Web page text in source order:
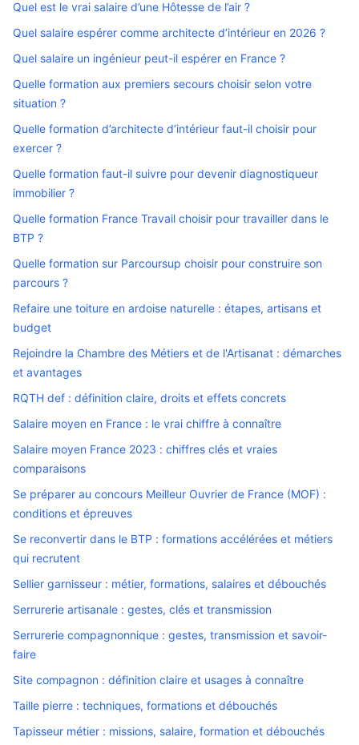
Quel est le vrai salaire d’une Hôtesse de l’air ?
Quel salaire espérer comme architecte d’intérieur en 2026 ?
Quel salaire un ingénieur peut-il espérer en France ?
Quelle formation aux premiers secours choisir selon votre
situation ?
Quelle formation d’architecte d’intérieur faut-il choisir pour
exercer ?
Quelle formation faut-il suivre pour devenir diagnostiqueur
immobilier ?
Quelle formation France Travail choisir pour travailler dans le
BTP ?
Quelle formation sur Parcoursup choisir pour construire son
parcours ?
Refaire une toiture en ardoise naturelle : étapes, artisans et
budget
Rejoindre la Chambre des Métiers et de l'Artisanat : démarches
et avantages
RQTH def : définition claire, droits et effets concrets
Salaire moyen en France : le vrai chiffre à connaître
Salaire moyen France 2023 : chiffres clés et vraies
comparaisons
Se préparer au concours Meilleur Ouvrier de France (MOF) :
conditions et épreuves
Se reconvertir dans le BTP : formations accélérées et métiers
qui recrutent
Sellier garnisseur : métier, formations, salaires et débouchés
Serrurerie artisanale : gestes, clés et transmission
Serrurerie compagnonnique : gestes, transmission et savoir-
faire
Site compagnon : définition claire et usages à connaître
Taille pierre : techniques, formations et débouchés
Tapisseur métier : missions, salaire, formation et débouchés